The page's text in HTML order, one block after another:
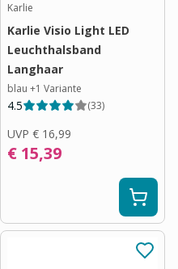
Karlie
Karlie Visio Light LED
Leuchthalsband
Langhaar
blau +1 Variante
4.5 (33)
UVP € 16,99
€ 15,39